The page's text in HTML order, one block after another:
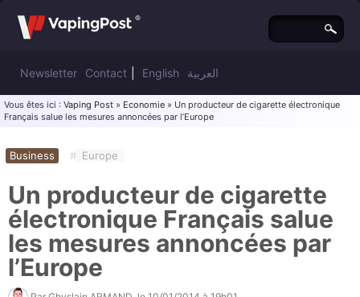
Newsletter Contact English العربية
Vous êtes ici : Vaping Post » Economie » Un producteur de cigarette électronique
Français salue les mesures annoncées par l’Europe
Business # Europe
Un producteur de cigarette
électronique Français salue
les mesures annoncées par
l’Europe